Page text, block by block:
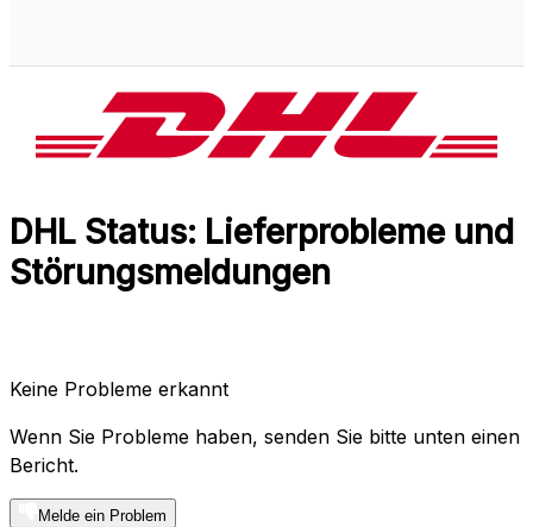
DHL Status: Lieferprobleme und
Störungsmeldungen
Keine Probleme erkannt
Wenn Sie Probleme haben, senden Sie bitte unten einen
Bericht.
Melde ein Problem